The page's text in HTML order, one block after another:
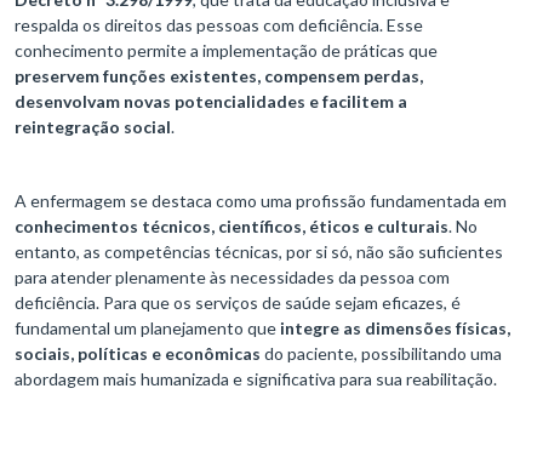
respalda os direitos das pessoas com deficiência. Esse
conhecimento permite a implementação de práticas que
preservem funções existentes, compensem perdas,
desenvolvam novas potencialidades e facilitem a
reintegração social.
A enfermagem se destaca como uma profissão fundamentada em
conhecimentos técnicos, científicos, éticos e culturais. No
entanto, as competências técnicas, por si só, não são suficientes
para atender plenamente às necessidades da pessoa com
deficiência. Para que os serviços de saúde sejam eficazes, é
fundamental um planejamento que integre as dimensões físicas,
sociais, políticas e econômicas do paciente, possibilitando uma
abordagem mais humanizada e significativa para sua reabilitação.